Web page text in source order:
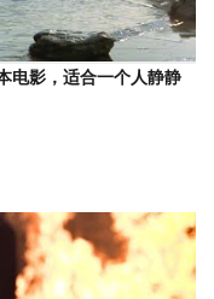
电影，适合一个人静静